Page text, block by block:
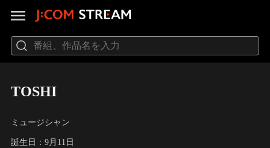
TOSHI
ミュージシャン
誕生日：9月11日